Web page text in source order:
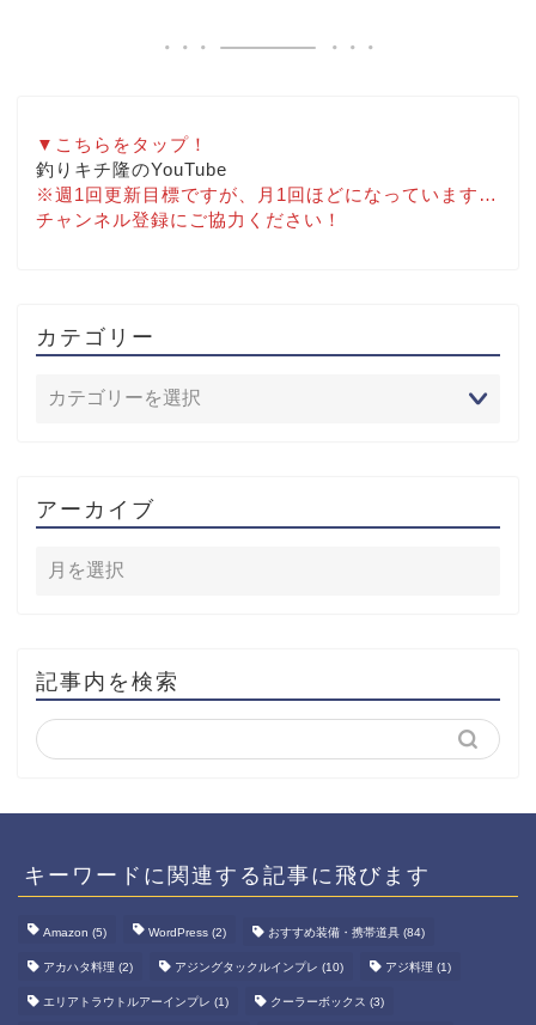
▼こちらをタップ！
釣りキチ隆のYouTube
※週1回更新目標ですが、月1回ほどになっています…
チャンネル登録にご協力ください！
カテゴリー
アーカイブ
記事内を検索
キーワードに関連する記事に飛びます
Amazon (5) WordPress (2) おすすめ装備・携帯道具 (84)
アカハタ料理 (2) アジングタックルインプレ (10) アジ料理 (1)
エリアトラウトルアーインプレ (1) クーラーボックス (3)